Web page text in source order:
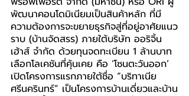
พัฒนาคอนโดมิเนียมเป็นสินค้าหลัก ที่มี
ความต้องการจะขยายธุรกิจสู่ที่อยู่อาศัยแนว
ราบ (บ้านจัดสรร) ภายใต้บริษัท ออริจิ้น
เฮ้าส์ จำกัด ด้วยทุนจดทะเบียน 1 ล้านบาท
เลือกโลเคชันที่คุ้นเคย คือ ‘โซนตะวันออก’
เปิดโครงการแรกภายใต้ชื่อ “บริทาเนีย
ศรีนครินทร์” เป็นโครงการบ้านเดี่ยวและบ้าน